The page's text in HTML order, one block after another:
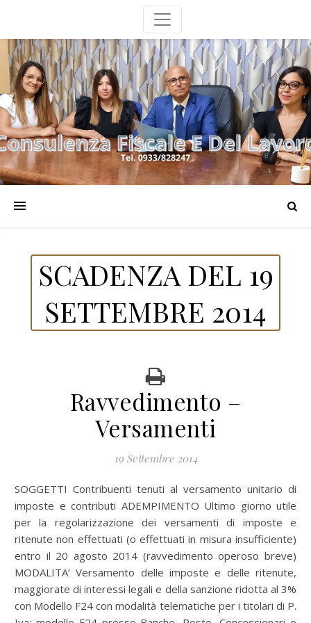
SCADENZA DEL 19
SETTEMBRE 2014
Ravvedimento –
Versamenti
19 Settembre 2014
SOGGETTI Contribuenti tenuti al versamento unitario di
imposte e contributi ADEMPIMENTO Ultimo giorno utile
per la regolarizzazione dei versamenti di imposte e
ritenute non effettuati (o effettuati in misura insufficiente)
entro il 20 agosto 2014 (ravvedimento operoso breve)
MODALITA’ Versamento delle imposte e delle ritenute,
maggiorate di interessi legali e della sanzione ridotta al 3%
con Modello F24 con modalità telematiche per i titolari di P.